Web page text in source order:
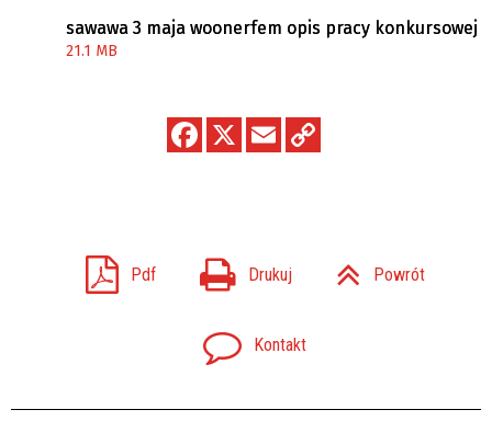
sawawa 3 maja woonerfem opis pracy konkursowej
21.1 MB
Pdf Drukuj Powrót
Kontakt